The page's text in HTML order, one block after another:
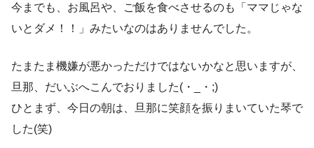
今までも、お風呂や、ご飯を食べさせるのも「ママじゃな
いとダメ！！」みたいなのはありませんでした。
たまたま機嫌が悪かっただけではないかなと思いますが、
旦那、だいぶへこんでおりました(・_・;)
ひとまず、今日の朝は、旦那に笑顔を振りまいていた琴で
した(笑)